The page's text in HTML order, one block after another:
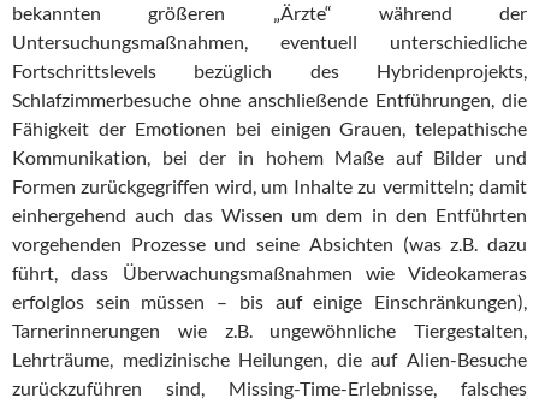
bekannten größeren „Ärzte“ während der
Untersuchungsmaßnahmen, eventuell unterschiedliche
Fortschrittslevels bezüglich des Hybridenprojekts,
Schlafzimmerbesuche ohne anschließende Entführungen, die
Fähigkeit der Emotionen bei einigen Grauen, telepathische
Kommunikation, bei der in hohem Maße auf Bilder und
Formen zurückgegriffen wird, um Inhalte zu vermitteln; damit
einhergehend auch das Wissen um dem in den Entführten
vorgehenden Prozesse und seine Absichten (was z.B. dazu
führt, dass Überwachungsmaßnahmen wie Videokameras
erfolglos sein müssen – bis auf einige Einschränkungen),
Tarnerinnerungen wie z.B. ungewöhnliche Tiergestalten,
Lehrträume, medizinische Heilungen, die auf Alien-Besuche
zurückzuführen sind, Missing-Time-Erlebnisse, falsches